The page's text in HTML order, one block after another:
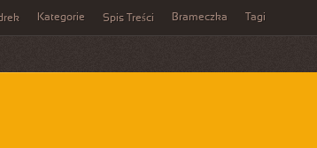
Kategorie Spis Treści Brameczka Tagi